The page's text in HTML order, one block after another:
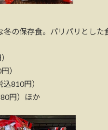
の保存食。パリパリとし
）
810円）
円）ほか